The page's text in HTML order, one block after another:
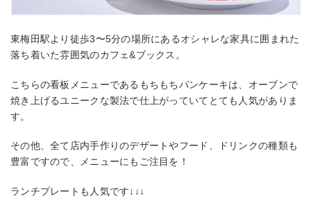
東梅田駅より徒歩3〜5分の場所にあるオシャレな家具に囲まれた
落ち着いた雰囲気のカフェ&ブックス。
こちらの看板メニューであるもちもちパンケーキは、オーブンで
焼き上げるユニークな製法で仕上がっていてとても人気がありま
す。
その他、全て店内手作りのデザートやフード、ドリンクの種類も
豊富ですので、メニューにもご注目を！
ランチプレートも人気です↓↓↓